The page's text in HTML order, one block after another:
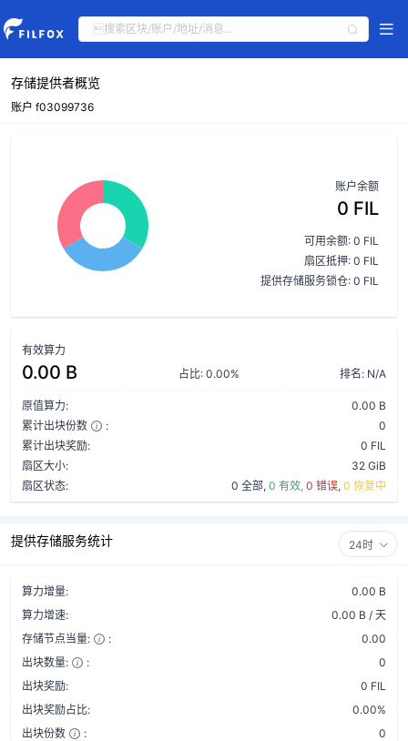
存储提供者概览
账户 f03099736
账户余额
0 FIL
可用余额: 0 FIL
扇区抵押: 0 FIL
提供存储服务锁仓: 0 FIL
有效算力
0.00 B 占比: 0.00% 排名: N/A
原值算力:
0.00 B
累计出块份数
:
0
累计出块奖励:
0 FIL
扇区大小:
32 GiB
扇区状态:
0 全部, 0 有效, 0 错误, 0 恢复中
提供存储服务统计 24时
算力增量:
0.00 B
算力增速:
0.00 B / 天
存储节点当量:
:
0.00
出块数量:
:
0
出块奖励:
0 FIL
出块奖励占比:
0.00%
出块份数
:
0